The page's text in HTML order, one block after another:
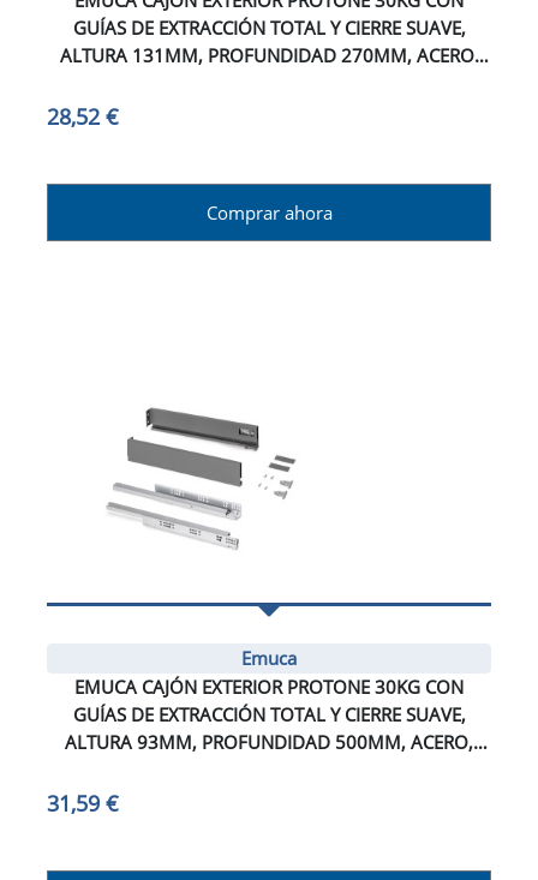
GUÍAS DE EXTRACCIÓN TOTAL Y CIERRE SUAVE,
ALTURA 131MM, PROFUNDIDAD 270MM, ACERO,
28,52 €
Comprar ahora
Emuca
EMUCA CAJÓN EXTERIOR PROTONE 30KG CON
GUÍAS DE EXTRACCIÓN TOTAL Y CIERRE SUAVE,
ALTURA 93MM, PROFUNDIDAD 500MM, ACERO,
31,59 €